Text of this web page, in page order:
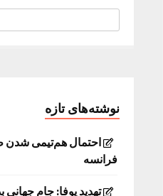
نوشته‌های تازه
احتمال هم‌تیمی شدن
فرانسه
تهدید یوفا: جام